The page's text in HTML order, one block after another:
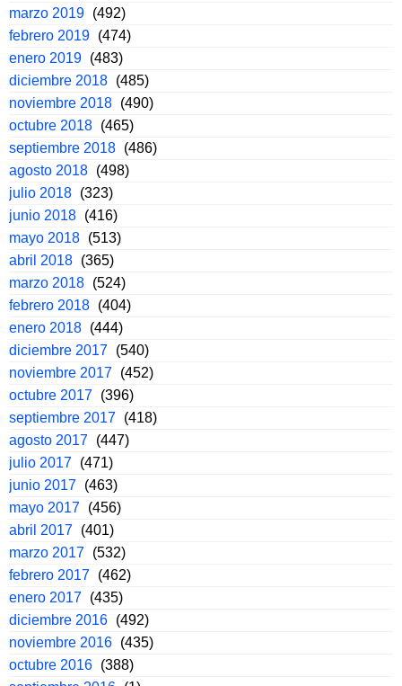
marzo 2019 (492)
febrero 2019 (474)
enero 2019 (483)
diciembre 2018 (485)
noviembre 2018 (490)
octubre 2018 (465)
septiembre 2018 (486)
agosto 2018 (498)
julio 2018 (323)
junio 2018 (416)
mayo 2018 (513)
abril 2018 (365)
marzo 2018 (524)
febrero 2018 (404)
enero 2018 (444)
diciembre 2017 (540)
noviembre 2017 (452)
octubre 2017 (396)
septiembre 2017 (418)
agosto 2017 (447)
julio 2017 (471)
junio 2017 (463)
mayo 2017 (456)
abril 2017 (401)
marzo 2017 (532)
febrero 2017 (462)
enero 2017 (435)
diciembre 2016 (492)
noviembre 2016 (435)
octubre 2016 (388)